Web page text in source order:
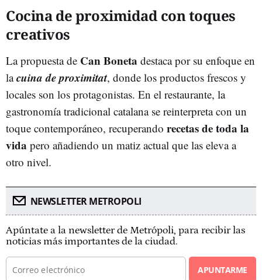
Cocina de proximidad con toques
creativos
La propuesta de Can Boneta destaca por su enfoque en
lacuina de proximitat, donde los productos frescos y
locales son los protagonistas. En el restaurante, la
gastronomía tradicional catalana se reinterpreta con un
toque contemporáneo, recuperando recetas de toda la
vida pero añadiendo un matiz actual que las eleva a
otro nivel.
NEWSLETTER METROPOLI
Apúntate a la newsletter de Metrópoli, para recibir las
noticias más importantes de la ciudad.
APUNTARME